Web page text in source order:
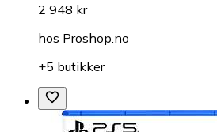
2 948 kr
hos Proshop.no
+5 butikker